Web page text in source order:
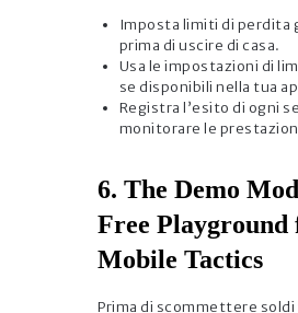
Imposta limiti di perdita
prima di uscire di casa.
Usa le impostazioni di
se disponibili nella tua
Registra l’esito di ogni
monitorare le
6. The Demo
Free Playground
Mobile Tactics
Prima di scommettere soldi